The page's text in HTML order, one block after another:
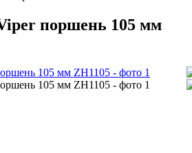
поршень 105 мм